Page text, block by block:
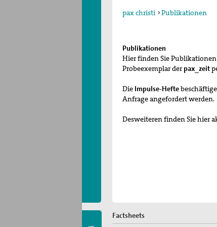
pax christi ›Publikationen
Publikationen
Hier finden Sie
Probeexemplar derpax_zeit
Die Impulse-Hefte
Anfrage angefordert werden.
Desweiteren finden Sie hier
Factsheets